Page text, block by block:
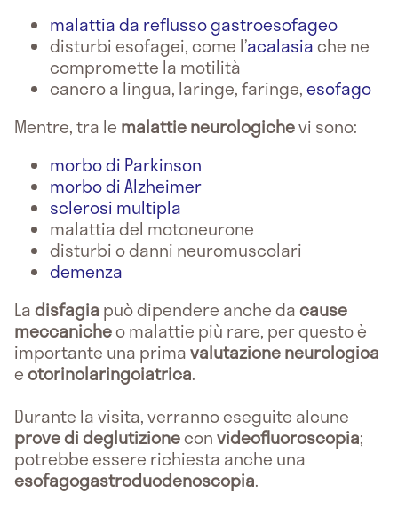
malattia da reflusso gastroesofageo
disturbi esofagei, come l’acalasiache ne
compromette la motilità
cancro a lingua, laringe, faringe,esofago
Mentre, tra le malattieneurologichevi sono:
morbo di Parkinson
morbo di Alzheimer
sclerosi multipla
malattia del motoneurone
disturbi o danni neuromuscolari
demenza
Ladisfagia può dipendere anche dacause
meccanicheo malattie più rare, per questo è
importante una primavalutazioneneurologica
eotorinolaringoiatrica.
Durante la visita, verranno eseguite alcune
prove di deglutizioneconvideofluoroscopia;
potrebbe essere richiesta anche una
esofagogastroduodenoscopia.